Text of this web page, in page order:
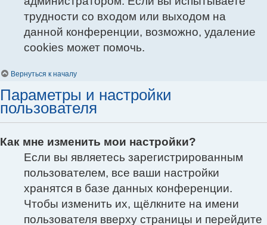
трудности со входом или выходом на
данной конференции, возможно, удаление
cookies может помочь.
Вернуться к началу
Параметры и настройки
пользователя
Как мне изменить мои настройки?
Если вы являетесь зарегистрированным
пользователем, все ваши настройки
хранятся в базе данных конференции.
Чтобы изменить их, щёлкните на имени
пользователя вверху страницы и перейдите